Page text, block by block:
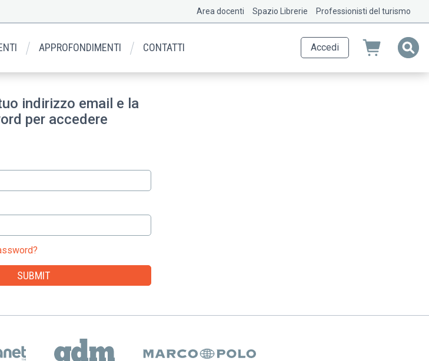
Area docenti Spazio Librerie Professionisti del turismo
APPROFONDIMENTI CONTATTI Accedi
indirizzo email e la
per accedere